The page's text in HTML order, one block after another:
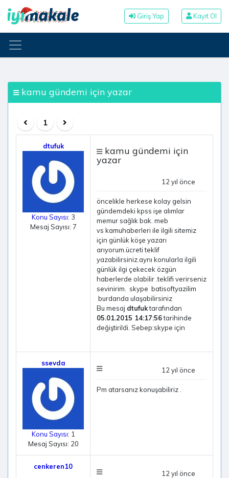
Giriş Yap Kayıt Ol
kamu gündemi için yazar
1
dtufuk
Konu Sayısı: 3
Mesaj Sayısı: 7
kamu gündemi için
yazar
12 yıl önce
öncelikle herkese kolay gelsin
gündemdeki kpss işe alımlar
memur sağlık bak. meb
vs kamuhaberleri ile ilgili sitemiz
için günlük köşe yazarı
arıyorum.ücreti teklif
yazabilirsiniz.aynı konularla ilgili
günlük ilgi çekecek özgün
haberlerde olabilir .teklifi verirseniz
sevinirim. skype batisoftyazilim
burdanda ulaşabilirsiniz
Bu mesaj dtufuktarafından
05.01.2015 14:17:56tarihinde
değiştirildi. Sebep:skype için
ssevda
Konu Sayısı: 1
Mesaj Sayısı: 20
12 yıl önce
Pm atarsanız konuşabiliriz .
cenkeren10
12 yıl önce